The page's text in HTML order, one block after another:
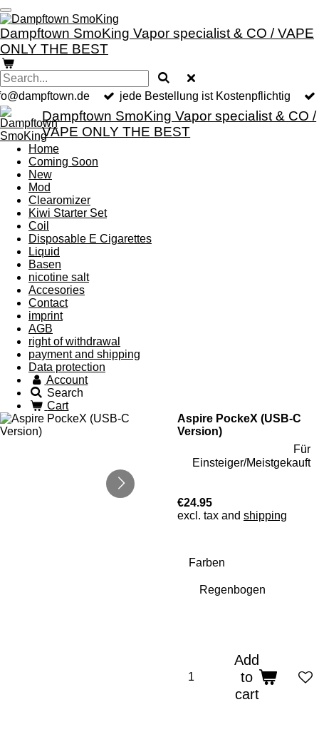
Skip
to
main
content
Dampftown SmoKing Vapor specialist & CO / VAPE
ONLY THE BEST
jede Bestellung ist Kostenpflichtig
Dampftown SmoKing Vapor specialist & CO /
VAPE ONLY THE BEST
Home
Coming Soon
New
Mod
Clearomizer
Kiwi Starter Set
Coil
Disposable E Cigarettes
Liquid
Basen
nicotine salt
Accesories
Contact
imprint
AGB
right of withdrawal
payment and shipping
Data protection
Account
Search
Cart
Aspire PockeX (USB-C
Version)
Für
Einsteiger/Meistgekauft
€24.95
excl. tax and shipping
Farben
Add
to
cart